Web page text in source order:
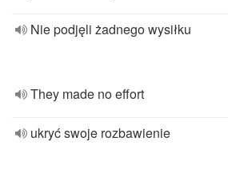
Nie podjęli żadnego wysiłku
They made no effort
ukryć swoje rozbawienie